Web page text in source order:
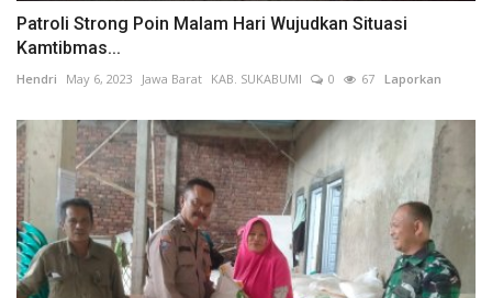
Patroli Strong Poin Malam Hari Wujudkan Situasi
Kamtibmas...
Hendri May 6, 2023 Jawa Barat KAB. SUKABUMI 0 67 Laporkan